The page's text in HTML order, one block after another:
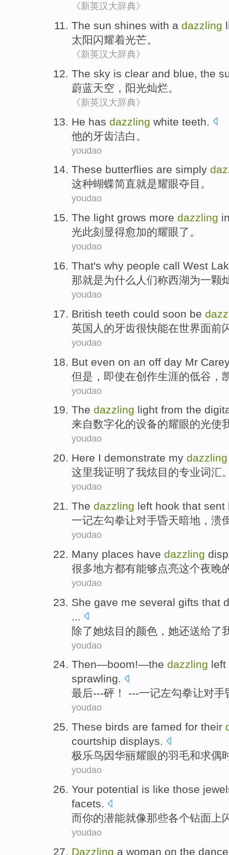
《新英汉大辞典》
The sun shines with a dazzling
太阳闪耀着光芒。
《新英汉大辞典》
The sky is clear and blue, the
蔚蓝天空 ， 阳光灿烂。
《新英汉大辞典》
He has dazzling white teeth
他的牙齿洁白 。
youdao
These butterflies are simply
这种蝴蝶简直就是耀眼夺目。
youdao
The light grows more dazzling
光此刻显得愈加的耀眼了。
youdao
That's why people call West
那就是为什么 人们称西湖为一颗
youdao
British teeth could soon be
英国人 的牙齿很快能在世界面前
youdao
But even on an off day Mr
但是 ， 即使在创作生涯的低谷，
youdao
The dazzling light from the
来自数字化的设备的耀眼的光使
youdao
Here I demonstrate my dazzling
这里我证明了我炫目 的专业词汇
youdao
The dazzling left hook that
一记左勾拳让对手昏天暗地，溃
youdao
Many places have dazzling
很多地方都有能够点亮这个夜晚
youdao
She gave me several gifts that
除了她炫目 的颜色 ，她还送给了
youdao
Then—boom!—the dazzling left
sprawling.
最后---砰 ！ ---一记左勾拳让对手
youdao
These birds are famed for their
courtship displays.
极乐鸟因华丽耀眼的羽毛和求偶
youdao
Your potential is like those
facets.
而你的潜能就像那些各个钻面上
youdao
Dazzling a woman on the